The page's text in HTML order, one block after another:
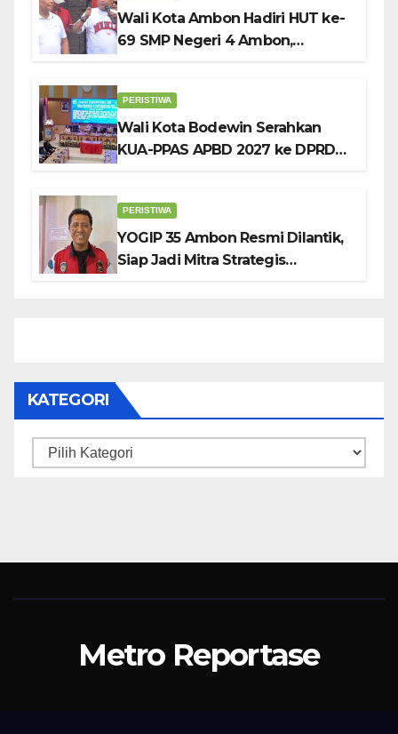
Wali Kota Ambon Hadiri HUT ke-
69 SMP Negeri 4 Ambon,
PERISTIWA
Wali Kota Bodewin Serahkan
KUA-PPAS APBD 2027 ke DPRD
PERISTIWA
YOGIP 35 Ambon Resmi Dilantik,
Siap Jadi Mitra Strategis
KATEGORI
Kategori
Metro Reportase